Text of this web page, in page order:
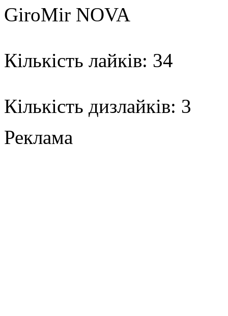
GiroMir NOVA
Кількість лайків: 34
Кількість дизлайків: 3
Реклама